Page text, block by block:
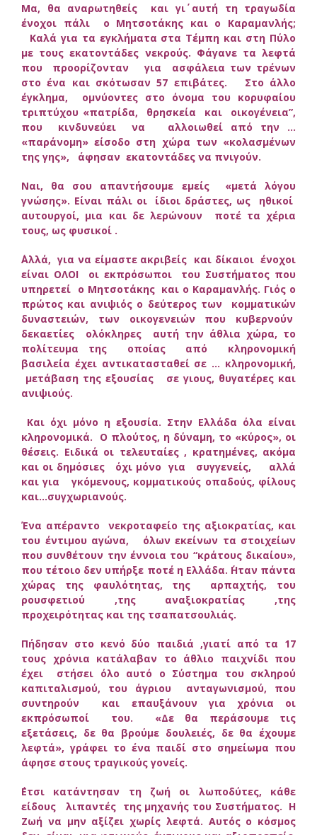
Μα, θα αναρωτηθείς και γι΄ αυτή τη τραγωδία
ένοχοι πάλι ο Μητσοτάκης και ο Καραμανλής;
Καλά για τα εγκλήματα στα Τέμπη και στη Πύλο
με τους εκατοντάδες νεκρούς. Φάγανε τα λεφτά
που προορίζονταν για ασφάλεια των τρένων
στο ένα και σκότωσαν 57 επιβάτες. Στο άλλο
έγκλημα, ομνύοντες στο όνομα του κορυφαίου
τριπτύχου «πατρίδα, θρησκεία και οικογένεια”,
που κινδυνεύει να αλλοιωθεί από την …
«παράνομη» είσοδο στη χώρα των «κολασμένων
της γης», άφησαν εκατοντάδες να πνιγούν.
Ναι, θα σου απαντήσουμε εμείς «μετά λόγου
γνώσης». Είναι πάλι οι ίδιοι δράστες, ως ηθικοί
αυτουργοί, μια και δε λερώνουν ποτέ τα χέρια
τους, ως φυσικοί .
΄Αλλά, για να είμαστε ακριβείς και δίκαιοι ένοχοι
είναι ΟΛΟΙ οι εκπρόσωποι του Συστήματος που
υπηρετεί ο Μητσοτάκης και ο Καραμανλής. Γιός ο
πρώτος και ανιψιός ο δεύτερος των κομματικών
δυναστειών, των οικογενειών που κυβερνούν
δεκαετίες ολόκληρες αυτή την άθλια χώρα, το
πολίτευμα της οποίας από κληρονομική
βασιλεία έχει αντικατασταθεί σε … κληρονομική,
μετάβαση της εξουσίας σε γιους, θυγατέρες και
ανιψιούς.
Και όχι μόνο η εξουσία. Στην Ελλάδα όλα είναι
κληρονομικά. Ο πλούτος, η δύναμη, το «κύρος», οι
θέσεις. Ειδικά οι τελευταίες , κρατημένες, ακόμα
και οι δημόσιες όχι μόνο για συγγενείς, αλλά
και για γκόμενους, κομματικούς οπαδούς, φίλους
και…συγχωριανούς.
Ένα απέραντο νεκροταφείο της αξιοκρατίας, και
του έντιμου αγώνα, όλων εκείνων τα στοιχείων
που συνθέτουν την έννοια του “κράτους δικαίου»,
που τέτοιο δεν υπήρξε ποτέ η Ελλάδα. ΄Ηταν πάντα
χώρας της φαυλότητας, της αρπαχτής, του
ρουσφετιού ,της αναξιοκρατίας ,της
προχειρότητας και της τσαπατσουλιάς.
Πήδησαν στο κενό δύο παιδιά ,γιατί από τα 17
τους χρόνια κατάλαβαν το άθλιο παιχνίδι που
έχει στήσει όλο αυτό ο Σύστημα του σκληρού
καπιταλισμού, του άγριου ανταγωνισμού, που
συντηρούν και επαυξάνουν για χρόνια οι
εκπρόσωποί του. «Δε θα περάσουμε τις
εξετάσεις, δε θα βρούμε δουλειές, δε θα έχουμε
λεφτά», γράφει το ένα παιδί στο σημείωμα που
άφησε στους τραγικούς γονείς.
΄Ετσι κατάντησαν τη ζωή οι λωποδύτες, κάθε
είδους λιπαντές της μηχανής του Συστήματος. Η
Ζωή να μην αξίζει χωρίς λεφτά. Αυτός ο κόσμος